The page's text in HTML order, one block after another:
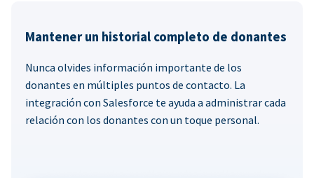
Mantener un historial completo de donantes
Nunca olvides información importante de los
donantes en múltiples puntos de contacto. La
integración con Salesforce te ayuda a administrar cada
relación con los donantes con un toque personal.